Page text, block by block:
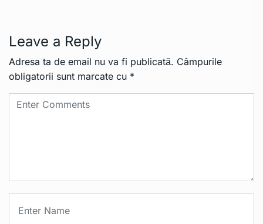
Leave a Reply
Adresa ta de email nu va fi publicată. Câmpurile
obligatorii sunt marcate cu *